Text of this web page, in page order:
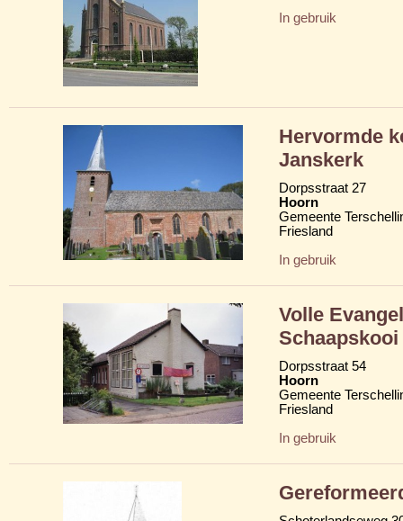
In gebruik
Hervormde
Janskerk
Dorpsstraat 27
Hoorn
Gemeente
Friesland
In gebruik
Volle
Schaapskooi
Dorpsstraat 54
Hoorn
Gemeente
Friesland
In gebruik